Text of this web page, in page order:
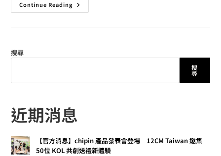
Continue Reading
搜尋
搜
尋
近期消息
【官方消息】chipin 產品發表會登場 12CM Taiwan 邀集
50位 KOL 共創送禮新體驗